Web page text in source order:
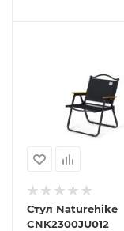
Стул Naturehike
CNK2300JU012